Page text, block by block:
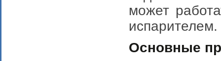
может
испарителем.
Основные